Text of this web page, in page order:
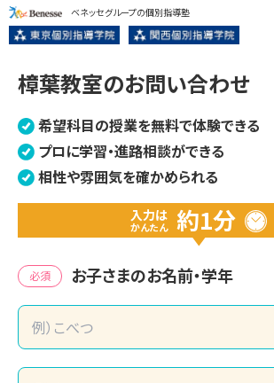
ベネッセグループの個別指導塾
樟葉教室のお問い合わせ
希望科目の授業を無料で体験できる
プロに学習・進路相談ができる
相性や雰囲気を確かめられる
入力は
かんたん 約1分
必須 お子さまのお名前・学年